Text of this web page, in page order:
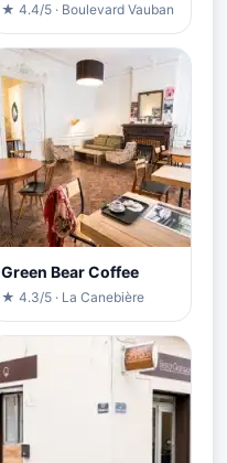
★ 4.4/5 · Boulevard Vauban
Green Bear Coffee
★ 4.3/5 · La Canebière